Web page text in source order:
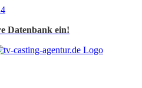
Datenbank ein!